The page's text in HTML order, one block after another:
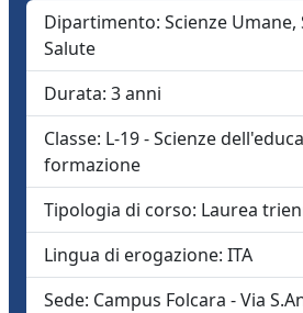
Dipartimento: Scienze Umane,
Salute
Durata: 3anni
Classe: L-19 - Scienze
formazione
Tipologia di corso: Laurea
Lingua di erogazione: ITA
Sede: Campus Folcara - Via